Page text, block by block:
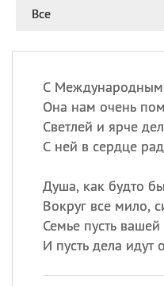
Все
С
Она нам очень
Светлей и ярче
С ней в сердце
Душа, как будто
Вокруг все мило,
Семье пусть вашей
И пусть дела идут